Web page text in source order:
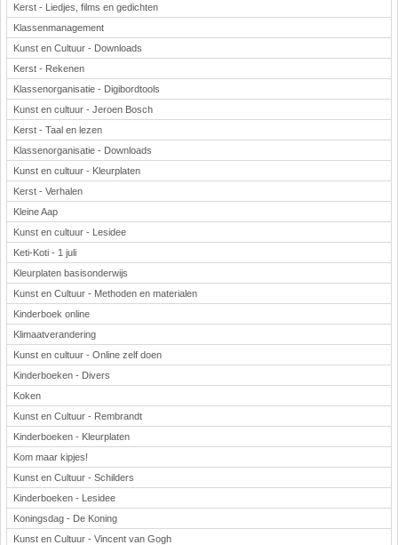
Kerst - Liedjes, films en gedichten
Klassenmanagement
Kunst en Cultuur - Downloads
Kerst - Rekenen
Klassenorganisatie - Digibordtools
Kunst en cultuur - Jeroen Bosch
Kerst - Taal en lezen
Klassenorganisatie - Downloads
Kunst en cultuur - Kleurplaten
Kerst - Verhalen
Kleine Aap
Kunst en cultuur - Lesidee
Keti-Koti - 1 juli
Kleurplaten basisonderwijs
Kunst en Cultuur - Methoden en materialen
Kinderboek online
Klimaatverandering
Kunst en cultuur - Online zelf doen
Kinderboeken - Divers
Koken
Kunst en Cultuur - Rembrandt
Kinderboeken - Kleurplaten
Kom maar kipjes!
Kunst en Cultuur - Schilders
Kinderboeken - Lesidee
Koningsdag - De Koning
Kunst en Cultuur - Vincent van Gogh